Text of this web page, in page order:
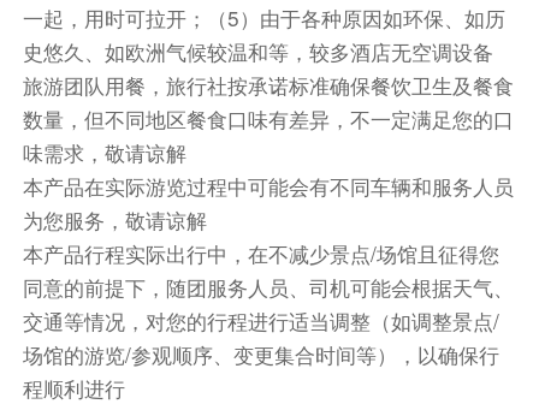
团餐
或Danubius 4* Bedbank 或 Danubius Hotel
Hungaria City Center
餐饮
早餐：自理
中餐：自理
晚餐：自理
住宿
Verdi Budapest Aquincum 或 多瑙比斯-匈牙利市中心
酒店 或 恩萨纳大玛格丽特岛酒店 或 多瑙比斯-阿斯托
里亚市中心酒店 或 布达佩斯市诺富特酒店和布达佩
斯国会中心 或 多瑙比斯-阿瑞纳酒店
一起，用时可拉开；（5）由于各种原因如环保、如历
史悠久、如欧洲气候较温和等，较多酒店无空调设备
旅游团队用餐，旅行社按承诺标准确保餐饮卫生及餐食
数量，但不同地区餐食口味有差异，不一定满足您的口
味需求，敬请谅解
本产品在实际游览过程中可能会有不同车辆和服务人员
为您服务，敬请谅解
本产品行程实际出行中，在不减少景点/场馆且征得您
同意的前提下，随团服务人员、司机可能会根据天气、
交通等情况，对您的行程进行适当调整（如调整景点/
场馆的游览/参观顺序、变更集合时间等），以确保行
程顺利进行